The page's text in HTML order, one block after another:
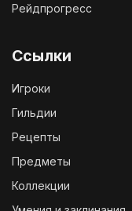
Рейдпрогресс
Ссылки
Игроки
Гильдии
Рецепты
Предметы
Коллекции